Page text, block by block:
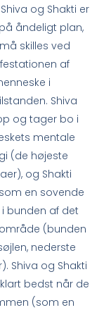
og Shakti er
åndeligt plan,
skilles ved
af
i
Shiva
og tager bo i
mentale
(de højeste
og Shakti
en sovende
bunden af det
(bunden
nederste
Shiva og Shakti
bedst når de
(som en